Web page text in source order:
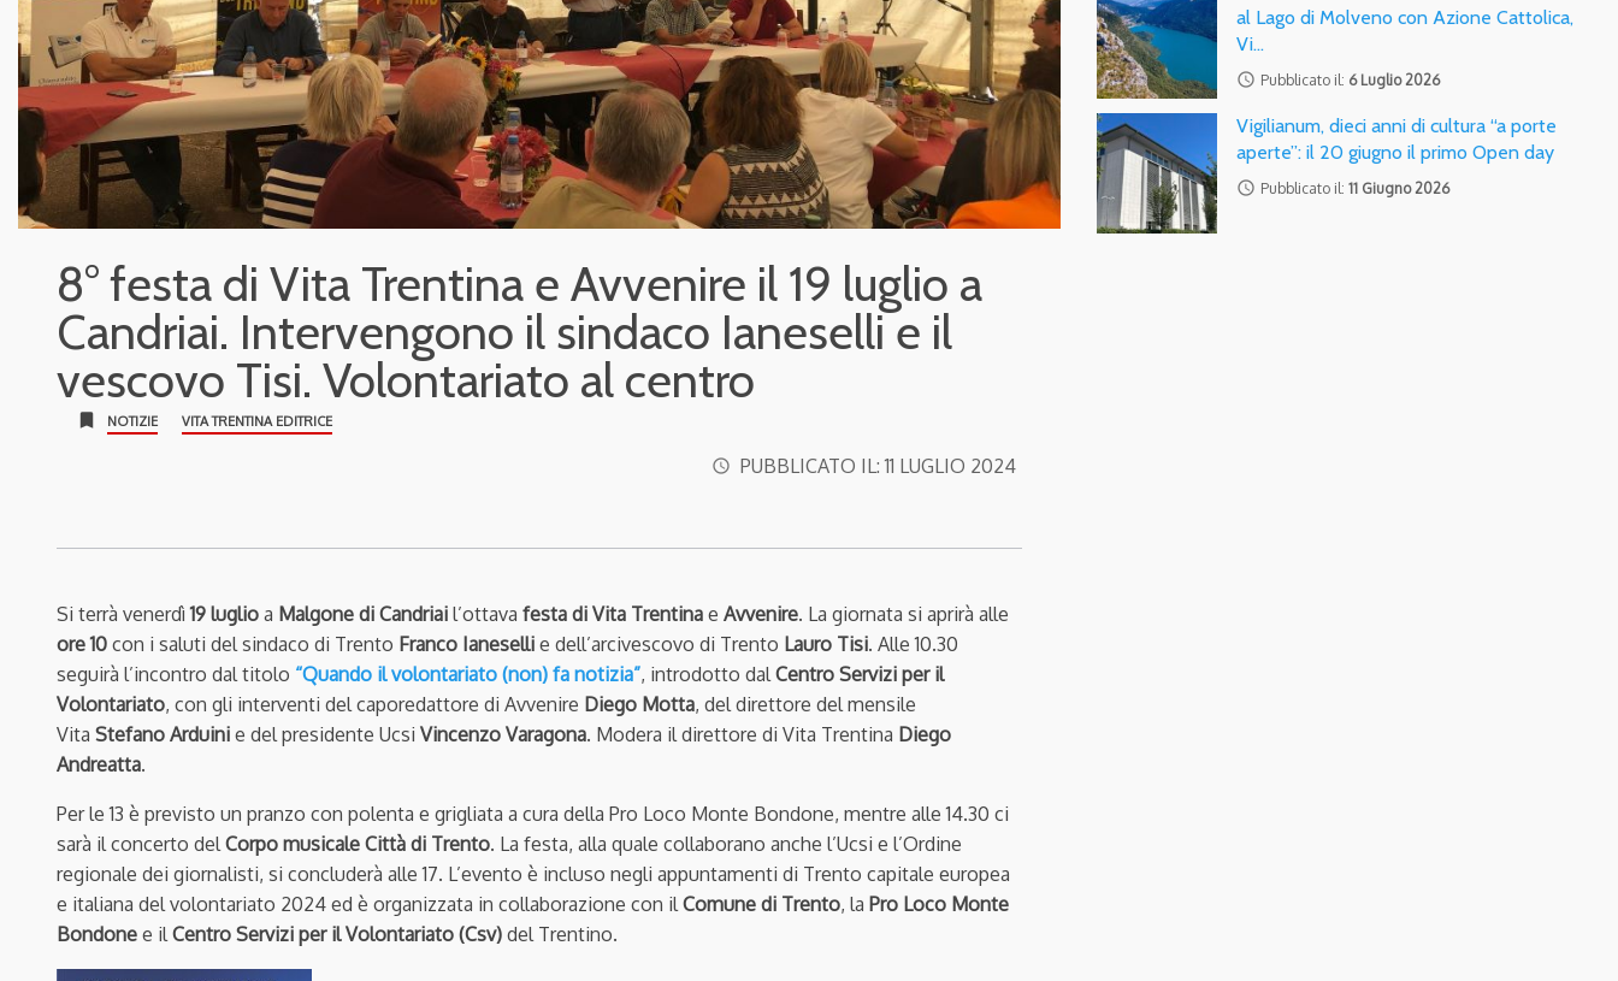
8° festa di Vita Trentina e Avvenire il 19 luglio a
Candriai. Intervengono il sindaco Ianeselli e il
vescovo Tisi. Volontariato al centro
bookmark NOTIZIE VITA TRENTINA EDITRICE
access_time PUBBLICATO IL:11 LUGLIO 2024
Si terrà venerdì19 luglio a Malgone di Candriai l’ottava festa di Vita Trentina e Avvenire. La giornata si aprirà alle
ore 10 con i saluti del sindaco di Trento Franco Ianeselli e dell’arcivescovo di Trento Lauro Tisi. Alle 10.30
seguirà l’incontro dal titolo “Quando il volontariato (non) fa notizia”, introdotto dalCentro Servizi per il
Volontariato, con gli interventi del caporedattore di Avvenire Diego Motta, del direttore del mensile
Vita Stefano Arduini e del presidente Ucsi Vincenzo Varagona. Modera il direttore di Vita Trentina Diego
Andreatta.
Per le 13 è previsto un pranzo con polenta e grigliata a cura della Pro Loco Monte Bondone, mentre alle 14.30 ci
sarà il concerto delCorpo musicale Città di Trento. La festa, alla quale collaborano anche l’Ucsi e l’Ordine
regionale dei giornalisti, si concluderà alle 17. L’evento è incluso negli appuntamenti di Trento capitale europea
e italiana del volontariato 2024 ed è organizzata in collaborazione con ilComune di Trento, la Pro Loco Monte
Bondone e ilCentro Servizi per il Volontariato (Csv) del Trentino.
al Lago di Molveno con Azione Cattolica,
Vi…
access_time Pubblicato il: 6 Luglio 2026
Vigilianum, dieci anni di cultura “a porte
aperte”: il 20 giugno il primo Open day
access_time Pubblicato il:11 Giugno 2026